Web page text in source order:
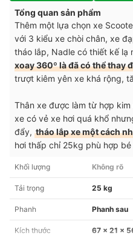
Tổng quan sản phẩm
Thêm một lựa chọn xe
với 3 kiểu xe chòi chân, xe
tháo lắp, Nadle có thiết kế lạ
xoay 360º là đã có thể thay
trượt kiêm yên xe khá rộng,
Thân xe được làm từ hợp
xe có vẻ xe hơi quá khổ
đẩy, tháo lắp xe một cách
hơi thấp chỉ 25kg phù hợp
Khối lượng Không rõ
Tải trọng 25 kg
Phanh Phanh sau
Kích thước 67 x 21 x